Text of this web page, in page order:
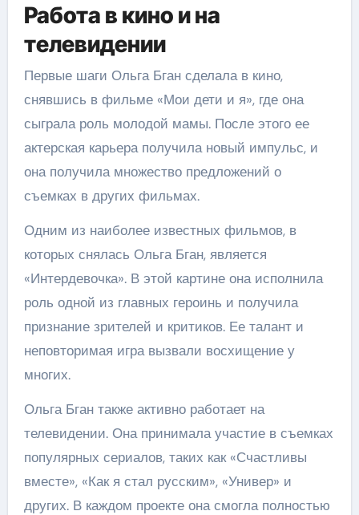
Работа в кино и на
телевидении
Первые шаги Ольга Бган сделала в кино,
снявшись в фильме «Мои дети и я», где она
сыграла роль молодой мамы. После этого ее
актерская карьера получила новый импульс, и
она получила множество предложений о
съемках в других фильмах.
Одним из наиболее известных фильмов, в
которых снялась Ольга Бган, является
«Интердевочка». В этой картине она исполнила
роль одной из главных героинь и получила
признание зрителей и критиков. Ее талант и
неповторимая игра вызвали восхищение у
многих.
Ольга Бган также активно работает на
телевидении. Она принимала участие в съемках
популярных сериалов, таких как «Счастливы
вместе», «Как я стал русским», «Универ» и
других. В каждом проекте она смогла полностью